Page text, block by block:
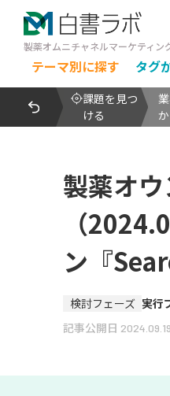
製薬オムニチャネルマーケティン
テーマ別に探す タグ
課題を見つ
ける
製薬オ
（
ン『
検討フェーズ 実行
記事公開日 2024.09.19